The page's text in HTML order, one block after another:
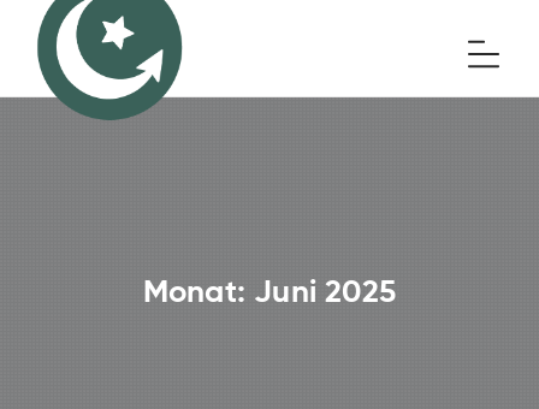
Monat: Juni 2025